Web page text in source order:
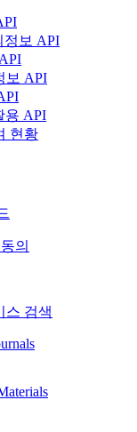
정보 API
보 API
용 API
현황
의
스 검색